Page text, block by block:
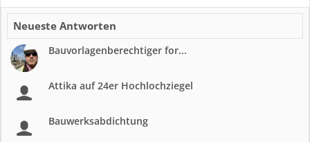
Neueste Antworten
Bauvorlagenberechtiger for...
Attika auf 24er Hochlochziegel
Bauwerksabdichtung